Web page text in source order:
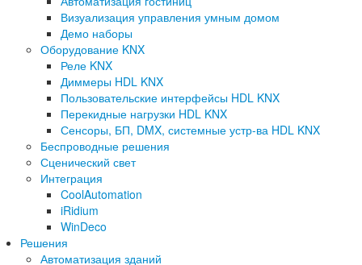
Визуализация управления умным домом
Демо наборы
Оборудование KNX
Реле KNX
Диммеры HDL KNX
Пользовательские интерфейсы HDL KNX
Перекидные нагрузки HDL KNX
Сенсоры, БП, DMX, системные устр-ва HDL KNX
Беспроводные решения
Сценический свет
Интеграция
CoolAutomation
iRidium
WinDeco
Решения
Автоматизация зданий